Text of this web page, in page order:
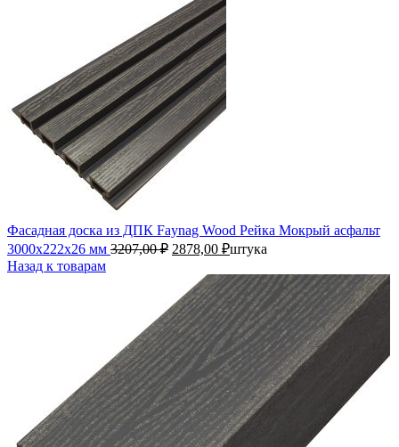
Фасадная доска из ДПК Faynag Wood Рейка Мокрый асфальт
3000х222х26 мм 3207,00₽ 2878,00 ₽штука
Назад к товарам